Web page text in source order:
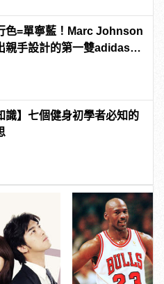
色=單寧藍！Marc Johnson
親手設計的第一雙adidas滑
識】七個健身初學者必知的